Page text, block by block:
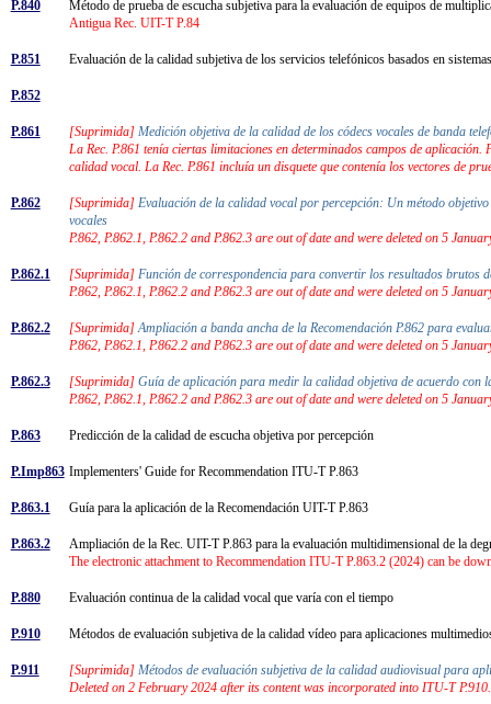
P.840
Método de prueba de escucha subjetiva para la evaluación de equipos de
Antigua Rec. UIT-T P.84
P.851 Evaluación de la calidad subjetiva de los servicios telefónicos basados en
P.852
P.861 [Suprimida] Medición objetiva de la calidad de los códecs vocales de banda
La Rec. P.861 tenía ciertas limitaciones en determinados campos de
calidad vocal. La Rec. P.861 incluía un disquete que contenía los vectores de
P.862 [Suprimida] Evaluación de la calidad vocal por percepción: Un método
vocales
P.862, P.862.1, P.862.2 and P.862.3 are out of date and were deleted on 5
P.862.1 [Suprimida] Función de correspondencia para convertir los resultados brutos
P.862, P.862.1, P.862.2 and P.862.3 are out of date and were deleted on 5
P.862.2 [Suprimida] Ampliación a banda ancha de la Recomendación P.862 para
P.862, P.862.1, P.862.2 and P.862.3 are out of date and were deleted on 5
P.862.3 [Suprimida] Guía de aplicación para medir la calidad objetiva de acuerdo con
P.862, P.862.1, P.862.2 and P.862.3 are out of date and were deleted on 5
P.863 Predicción de la calidad de escucha objetiva por percepción
P.Imp863 Implementers' Guide for Recommendation ITU-T P.863
P.863.1 Guía para la aplicación de la Recomendación UIT-T P.863
P.863.2
Ampliación de la Rec. UIT-T P.863 para la evaluación multidimensional de la
The electronic attachment to Recommendation ITU-T P.863.2 (2024) can be
P.880 Evaluación continua de la calidad vocal que varía con el tiempo
P.910 Métodos de evaluación subjetiva de la calidad vídeo para aplicaciones
P.911 [Suprimida] Métodos de evaluación subjetiva de la calidad audiovisual para
Deleted on 2 February 2024 after its content was incorporated into ITU-T P.910.